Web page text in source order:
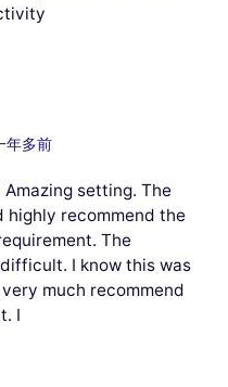
年多前
setting. The
recommend the
The
I know this was
much recommend
I